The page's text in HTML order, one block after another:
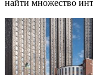
найти множество